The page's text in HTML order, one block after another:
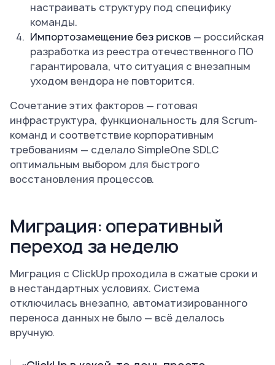
настраивать структуру под специфику
команды.
Импортозамещение без рисков — российская
разработка из реестра отечественного ПО
гарантировала, что ситуация с внезапным
уходом вендора не повторится.
Сочетание этих факторов — готовая
инфраструктура, функциональность для Scrum-
команд и соответствие корпоративным
требованиям — сделало SimpleOne SDLC
оптимальным выбором для быстрого
восстановления процессов.
Миграция: оперативный
переход за неделю
Миграция с ClickUp проходила в сжатые сроки и
в нестандартных условиях. Система
отключилась внезапно, автоматизированного
переноса данных не было — всё делалось
вручную.